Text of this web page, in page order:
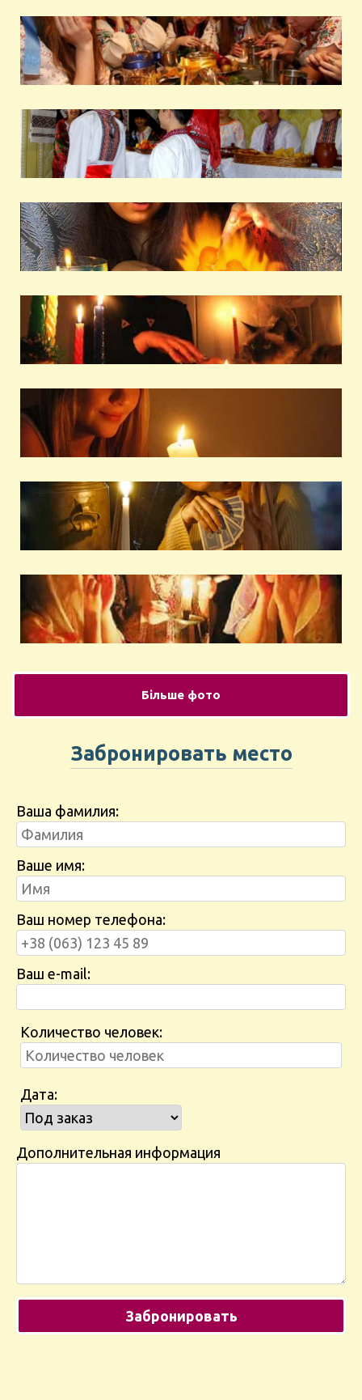
Більше фото
Забронировать место
Ваша фамилия:
Ваше имя:
Ваш номер телефона:
Ваш e-mail:
Количество человек:
Дата:
Дополнительная информация